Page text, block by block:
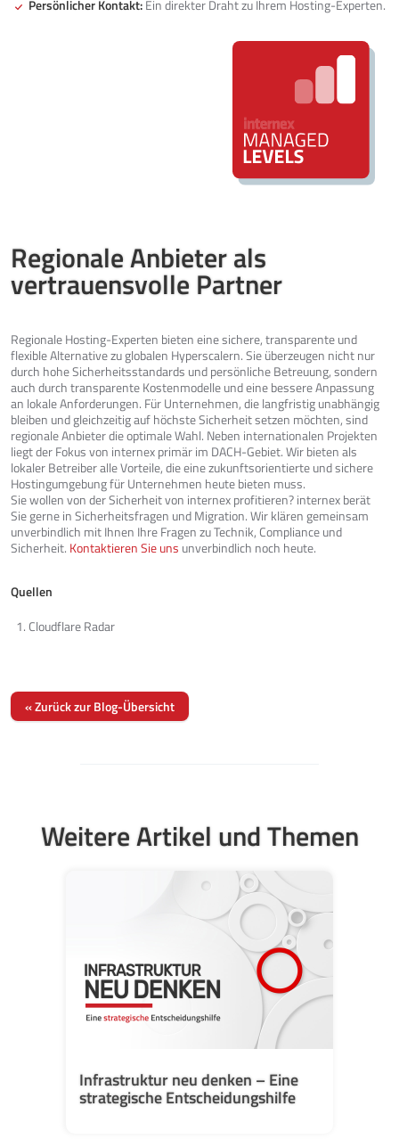
Persönlicher Kontakt:Ein direkter Draht zu Ihrem Hosting-Experten.
Regionale Anbieter als
vertrauensvolle Partner
Regionale Hosting-Experten bieten eine sichere, transparente und
flexible Alternative zu globalen Hyperscalern. Sie überzeugen nicht nur
durch hohe Sicherheitsstandards und persönliche Betreuung, sondern
auch durch transparente Kostenmodelle und eine bessere Anpassung
an lokale Anforderungen. Für Unternehmen, die langfristig unabhängig
bleiben und gleichzeitig auf höchste Sicherheit setzen möchten, sind
regionale Anbieter die optimale Wahl. Neben internationalen Projekten
liegt der Fokus von internex primär im DACH-Gebiet. Wir bieten als
lokaler Betreiber alle Vorteile, die eine zukunftsorientierte und sichere
Hostingumgebung für Unternehmen heute bieten muss.
Sie wollen von der Sicherheit von internex profitieren? internex berät
Sie gerne in Sicherheitsfragen und Migration. Wir klären gemeinsam
unverbindlich mit Ihnen Ihre Fragen zu Technik, Compliance und
Sicherheit. Kontaktieren Sie uns unverbindlich noch heute.
Quellen
Cloudflare Radar
« Zurück zur Blog-Übersicht
Weitere Artikel und Themen
Infrastruktur neu denken – Eine
strategische Entscheidungshilfe